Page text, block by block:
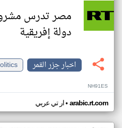
مصر تدرس
دولة إفريقية
اخبار جزر القمر
NH91ES
ار تي عربي• arabic.rt.com